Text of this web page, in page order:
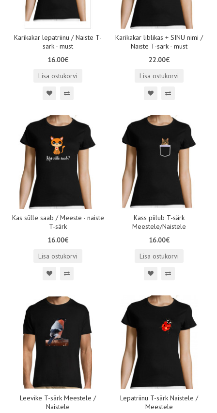
Karikakar lepatriinu / Naiste T-
särk - must
16.00€
Lisa ostukorvi
Karikakar liblikas + SINU nimi /
Naiste T-särk - must
22.00€
Lisa ostukorvi
Kas sülle saab / Meeste - naiste
T-särk
16.00€
Lisa ostukorvi
Kass piilub T-särk
Meestele/Naistele
16.00€
Lisa ostukorvi
Leevike T-särk Meestele /
Naistele
Lepatriinu T-särk Naistele /
Meestele